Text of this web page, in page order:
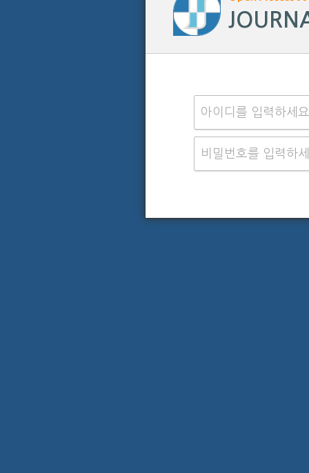
아이디를 입력하세요
비밀번호를 입력하